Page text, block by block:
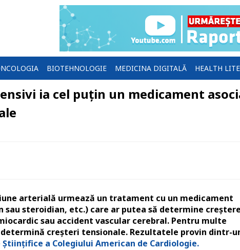
BIOTEHNOLOGIE MEDICINA DIGITALĂ HEALTH
ia cel puțin un medicament
arterială urmează un tratament cu un medicament
steroidian, etc.) care ar putea să determine
sau accident vascular cerebral. Pentru multe
creșteri tensionale. Rezultatele provin dintr-
Științifice a Colegiului American de Cardiologie.